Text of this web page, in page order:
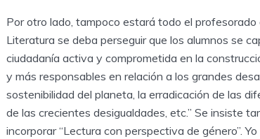
Por otro lado, tampoco estará todo el
Literatura se deba perseguir que los alumnos se
ciudadanía activa y comprometida en la
y más responsables en relación a los grandes
sostenibilidad del planeta, la erradicación de las
de las crecientes desigualdades, etc.” Se insiste
incorporar “Lectura con perspectiva de género”.